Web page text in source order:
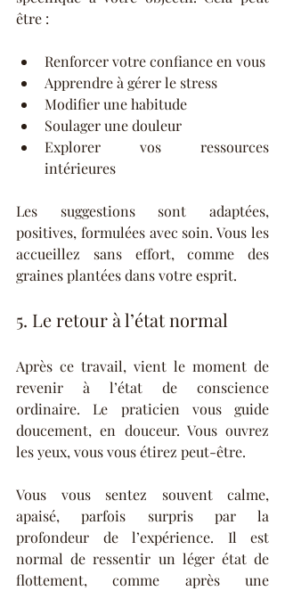
être :
Apprendre à gérer le stress
Modifier une habitude
Soulager une douleur
Explorer vos ressources
intérieures
Les suggestions sont adaptées,
positives, formulées avec soin. Vous les
accueillez sans effort, comme des
graines plantées dans votre esprit.
5. Le retour à l’état normal
Après ce travail, vient le moment de
revenir à l’état de conscience
ordinaire. Le praticien vous guide
doucement, en douceur. Vous ouvrez
les yeux, vous vous étirez peut-être.
Vous vous sentez souvent calme,
apaisé, parfois surpris par la
profondeur de l’expérience. Il est
normal de ressentir un léger état de
flottement, comme après une